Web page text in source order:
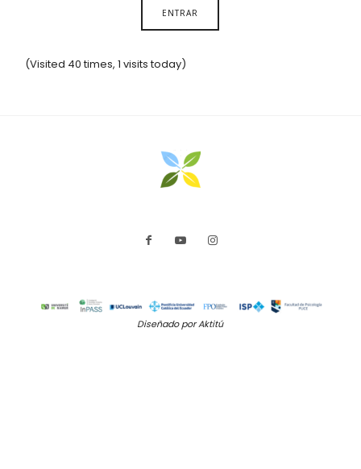
(Visited 40 times, 1 visits today)
Diseñado por Aktitú